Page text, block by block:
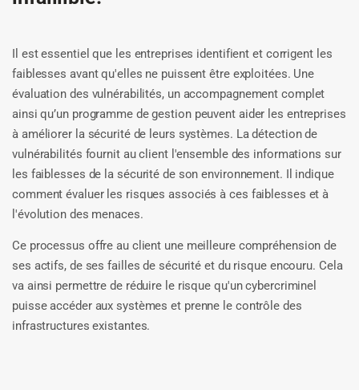
Il est essentiel que les entreprises identifient et corrigent les
faiblesses avant qu'elles ne puissent être exploitées. Une
évaluation des vulnérabilités, un accompagnement complet
ainsi qu’un programme de gestion peuvent aider les entreprises
à améliorer la sécurité de leurs systèmes. La détection de
vulnérabilités fournit au client l'ensemble des informations sur
les faiblesses de la sécurité de son environnement. Il indique
comment évaluer les risques associés à ces faiblesses et à
l'évolution des menaces.
Ce processus offre au client une meilleure compréhension de
ses actifs, de ses failles de sécurité et du risque encouru. Cela
va ainsi permettre de réduire le risque qu'un cybercriminel
puisse accéder aux systèmes et prenne le contrôle des
infrastructures existantes.